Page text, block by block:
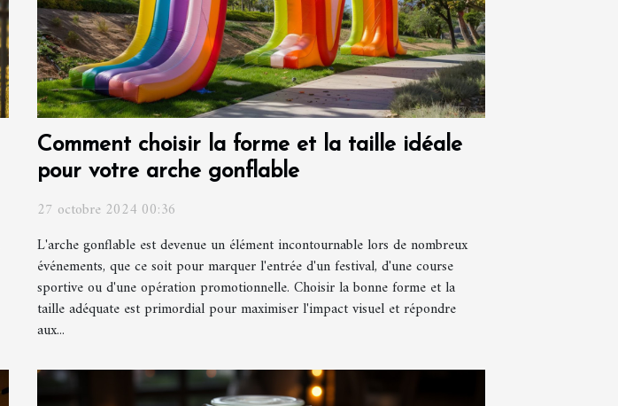
Comment choisir la forme et la taille idéale
pour votre arche gonflable
27 octobre 2024 00:36
L'arche gonflable est devenue un élément incontournable lors de nombreux
événements, que ce soit pour marquer l'entrée d'un festival, d'une course
sportive ou d'une opération promotionnelle. Choisir la bonne forme et la
taille adéquate est primordial pour maximiser l'impact visuel et répondre
aux...